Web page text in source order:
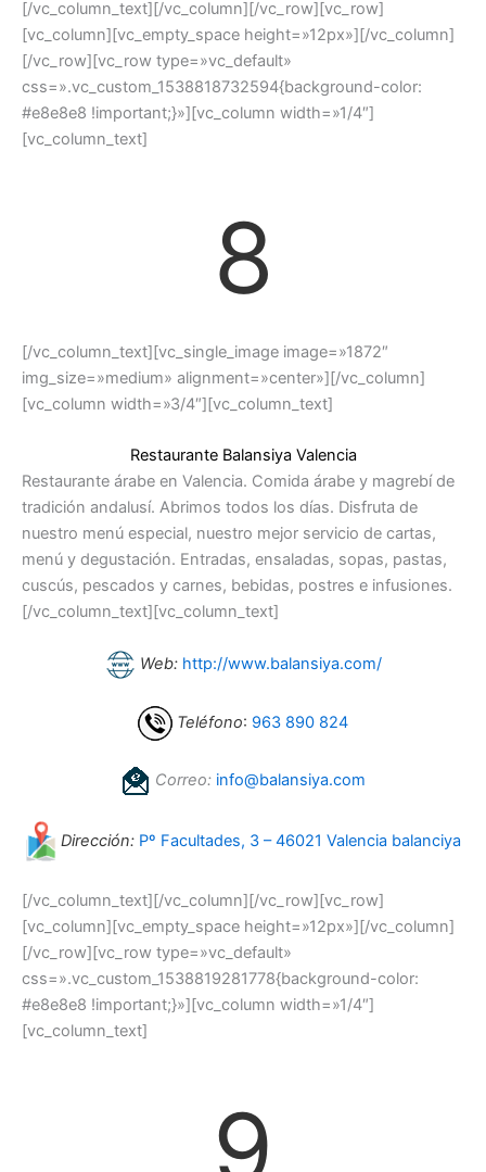
[/vc_column_text][/vc_column][/vc_row][vc_row]
[vc_column][vc_empty_space height=»12px»][/vc_column]
[/vc_row][vc_row type=»vc_default»
css=».vc_custom_1538818732594{background-color:
#e8e8e8 !important;}»][vc_column width=»1/4″]
[vc_column_text]
8
[/vc_column_text][vc_single_image image=»1872″
img_size=»medium» alignment=»center»][/vc_column]
[vc_column width=»3/4″][vc_column_text]
Restaurante Balansiya Valencia
Restaurante árabe en Valencia. Comida árabe y magrebí de
tradición andalusí. Abrimos todos los días. Disfruta de
nuestro menú especial, nuestro mejor servicio de cartas,
menú y degustación. Entradas, ensaladas, sopas, pastas,
cuscús, pescados y carnes, bebidas, postres e infusiones.
[/vc_column_text][vc_column_text]
Web: http://www.balansiya.com/
Teléfono: 963 890 824
Correo: info@balansiya.com
Dirección: Pº Facultades, 3 – 46021 Valencia balanciya
[/vc_column_text][/vc_column][/vc_row][vc_row]
[vc_column][vc_empty_space height=»12px»][/vc_column]
[/vc_row][vc_row type=»vc_default»
css=».vc_custom_1538819281778{background-color:
#e8e8e8 !important;}»][vc_column width=»1/4″]
[vc_column_text]